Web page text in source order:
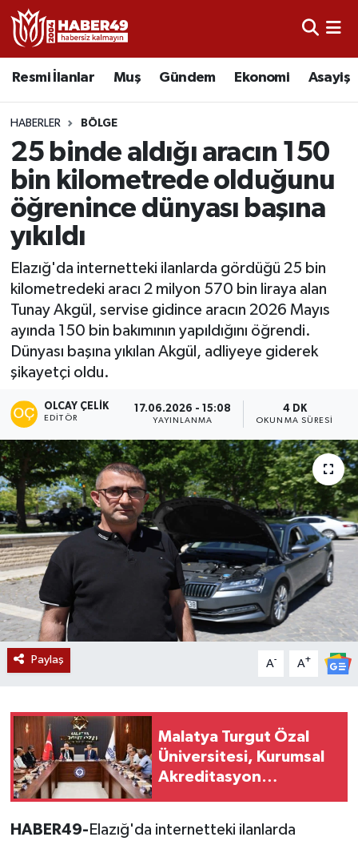
Resmi İlanlar Muş Gündem Ekonomi Asayiş
HABERLER BÖLGE
25 binde aldığı aracın 150
bin kilometrede olduğunu
öğrenince dünyası başına
yıkıldı
Elazığ'da internetteki ilanlarda gördüğü 25 bin
kilometredeki aracı 2 milyon 570 bin liraya alan
Tunay Akgül, servise gidince aracın 2026 Mayıs
ayında 150 bin bakımının yapıldığını öğrendi.
Dünyası başına yıkılan Akgül, adliyeye giderek
şikayetçi oldu.
OLCAY ÇELIK
EDITÖR
17.06.2026 - 15:08
YAYINLANMA
4 DK
OKUNMA SÜRESI
Paylaş A- A+
Malatya Turgut Özal
Üniversitesi, Kurumsal
Akreditasyon
HABER49- Elazığ'da internetteki ilanlarda
Resmi İlanlar
Asayiş
Bölge
Eğitim
Ekonomi
Sağlık
Gündem
Spor
Kültür Sanat
Muş
Hasköy
Korkut
Bulanık
Malazgirt
Varto
Uşak Nöbetçi Eczaneler
Uşak Hava Durumu
Uşak Namaz Vakitleri
Uşak Trafik Yoğunluk Haritası
TFF 2.Lig Kırmızı Grup Puan Durumu ve Fikstür
Tüm Manşetler
Son Dakika Haberleri
Haber Arşivi